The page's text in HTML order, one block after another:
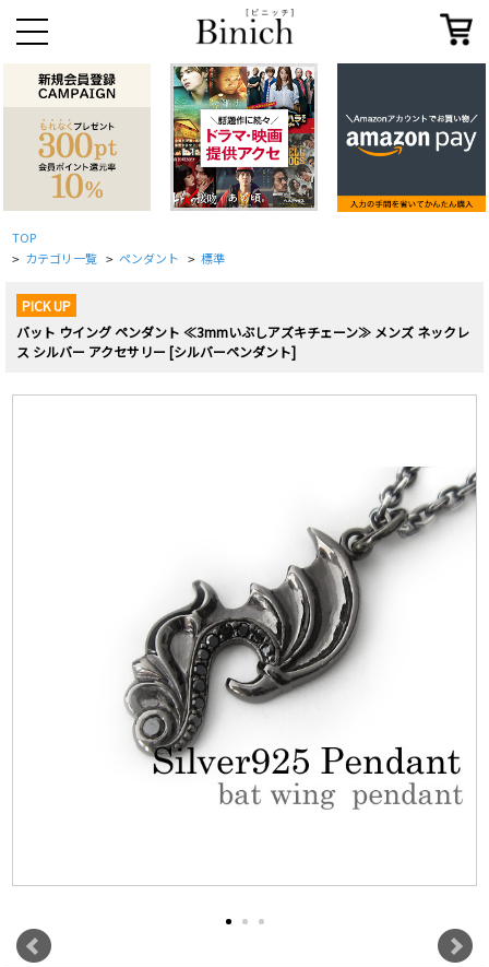
TOP
> カテゴリ一覧 > ペンダント > 標準
PICK UP
バット ウイング ペンダント ≪3mmいぶしアズキチェーン≫ メンズ ネックレ
ス シルバー アクセサリー [シルバーペンダント]